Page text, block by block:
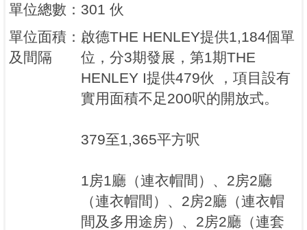
單位總數 ： 301 伙
單位面積
及間隔
： 啟德THE HENLEY提供1,184個單
位，分3期發展，第1期THE
HENLEY I提供479伙 ，項目設有
實用面積不足200呎的開放式。
379至1,365平方呎
1房1廳（連衣帽間）、2房2廳
（連衣帽間）、2房2廳（連衣帽
間及多用途房）、2房2廳（連套